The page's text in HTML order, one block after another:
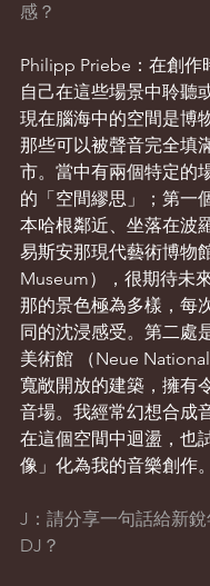
感？
Philipp Priebe：在創作
自己在這些場景中聆聽
現在腦海中的空間是博
那些可以被聲音完全填
市。當中有兩個特定的
的「空間繆思」；第一
本哈根鄰近、坐落在波
易斯安那現代藝術博物
Museum），很期待未
那的景色極為多樣，每
同的沈浸感受。第二處
美術館 （Neue
寬敞開放的建築，擁有
音場。我經常幻想合成
在這個空間中迴盪，也
像」化為我的音樂創作。
J：請分享一句話給新
DJ？